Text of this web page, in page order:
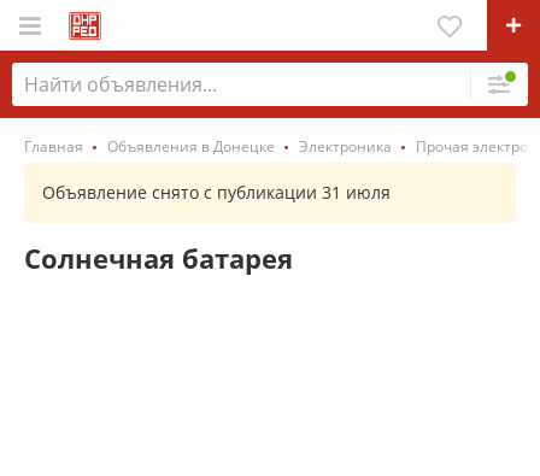
Главная Объявления в Донецке Электроника Прочая
Объявление снято с публикации 31 июля
Солнечная батарея